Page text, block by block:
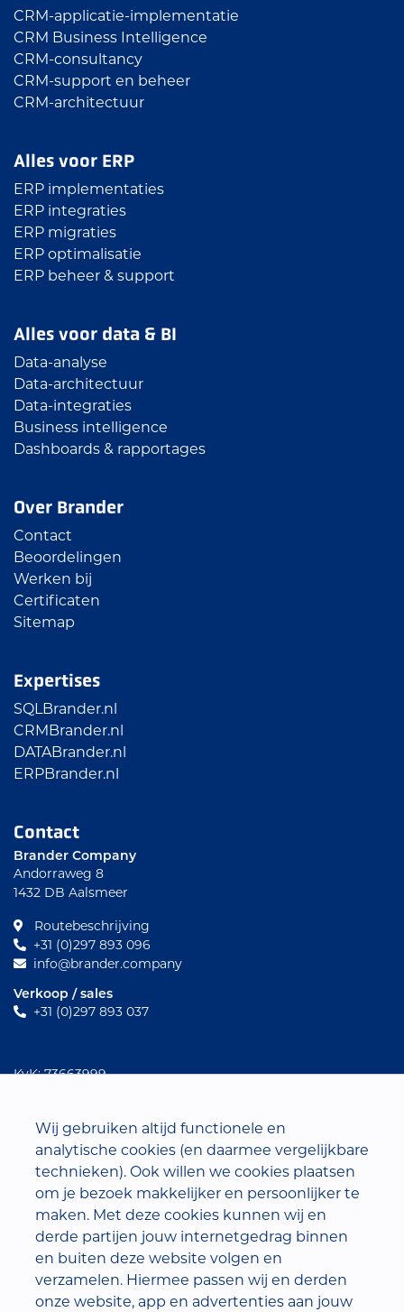
CRM-applicatie-implementatie
CRM Business Intelligence
CRM-consultancy
CRM-support en beheer
CRM-architectuur
Alles voor ERP
ERP implementaties
ERP integraties
ERP migraties
ERP optimalisatie
ERP beheer & support
Alles voor data & BI
Data-analyse
Data-architectuur
Data-integraties
Business intelligence
Dashboards & rapportages
Over Brander
Contact
Beoordelingen
Werken bij
Certificaten
Sitemap
Expertises
SQLBrander.nl
CRMBrander.nl
DATABrander.nl
ERPBrander.nl
Contact
Brander Company
Andorraweg 8
1432 DB Aalsmeer
Routebeschrijving
+31 (0)297 893 096
info@brander.company
Verkoop / sales
+31 (0)297 893 037
KvK: 73663999
Volg ons
Wij gebruiken altijd functionele en
analytische cookies (en daarmee vergelijkbare
technieken). Ook willen we cookies plaatsen
om je bezoek makkelijker en persoonlijker te
maken. Met deze cookies kunnen wij en
derde partijen jouw internetgedrag binnen
en buiten deze website volgen en
verzamelen. Hiermee passen wij en derden
onze website, app en advertenties aan jouw